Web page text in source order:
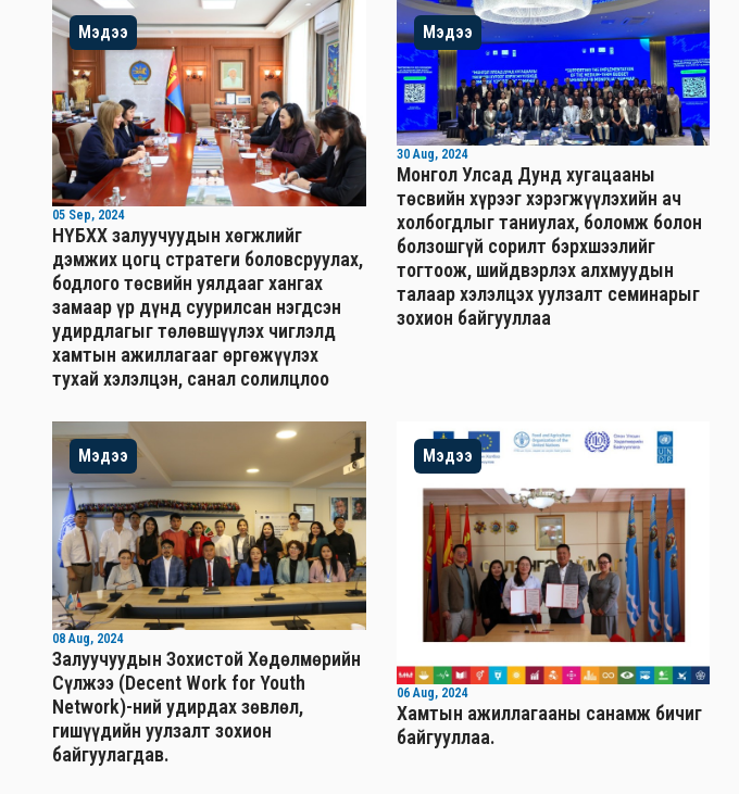
Мэдээ
05 Sep, 2024
НҮБХХ залуучуудын хөгжлийг
дэмжих цогц стратеги боловсруулах,
бодлого төсвийн уялдааг хангах
замаар үр дүнд суурилсан нэгдсэн
удирдлагыг төлөвшүүлэх чиглэлд
хамтын ажиллагааг өргөжүүлэх
тухай хэлэлцэн, санал солилцлоо
Мэдээ
30 Aug, 2024
Монгол Улсад Дунд хугацааны
төсвийн хүрээг хэрэгжүүлэхийн ач
холбогдлыг таниулах, боломж болон
болзошгүй сорилт бэрхшээлийг
тогтоож, шийдвэрлэх алхмуудын
талаар хэлэлцэх уулзалт семинарыг
зохион байгууллаа
Мэдээ
08 Aug, 2024
Залуучуудын Зохистой Хөдөлмөрийн
Сүлжээ (Decent Work for Youth
Network)-ний удирдах зөвлөл,
гишүүдийн уулзалт зохион
байгуулагдав.
Мэдээ
06 Aug, 2024
Хамтын ажиллагааны санамж бичиг
байгууллаа.